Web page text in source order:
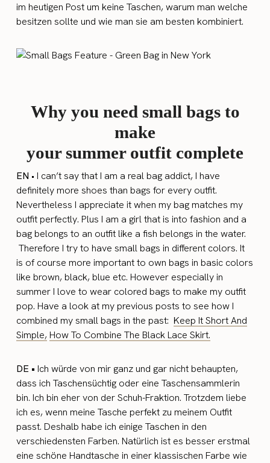
im heutigen Post um keine Taschen, warum man welche
besitzen sollte und wie man sie am besten kombiniert.
Why you need small bags to
make
your summer outfit complete
EN • I can’t say that I am a real bag addict, I have
definitely more shoes than bags for every outfit.
Nevertheless I appreciate it when my bag matches my
outfit perfectly. Plus I am a girl that is into fashion and a
bag belongs to an outfit like a fish belongs in the water.
Therefore I try to have small bags in different colors. It
is of course more important to own bags in basic colors
like brown, black, blue etc. However especially in
summer I love to wear colored bags to make my outfit
pop. Have a look at my previous posts to see how I
combined my small bags in the past:Keep It Short And
Simple, How To Combine The Black Lace Skirt.
DE •Ich würde von mir ganz und gar nicht behaupten,
dass ich Taschensüchtig oder eine Taschensammlerin
bin. Ich bin eher von der Schuh-Fraktion. Trotzdem liebe
ich es, wenn meine Tasche perfekt zu meinem Outfit
passt. Deshalb habe ich einige Taschen in den
verschiedensten Farben. Natürlich ist es besser erstmal
eine schöne Handtasche in einer klassischen Farbe wie